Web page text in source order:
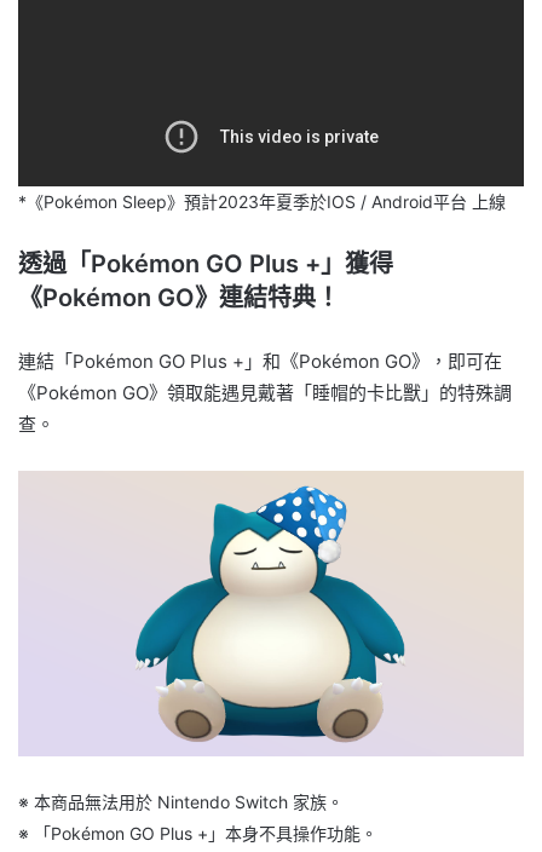
*《Pokémon Sleep》預計2023年夏季於IOS / Android平台 上線
透過「Pokémon GO Plus +」獲得
《Pokémon GO》連結特典！
連結「Pokémon GO Plus +」和《Pokémon GO》，即可在
《Pokémon GO》領取能遇見戴著「睡帽的卡比獸」的特殊調
查。
※ 本商品無法用於 Nintendo Switch 家族。
※ 「Pokémon GO Plus +」本身不具操作功能。